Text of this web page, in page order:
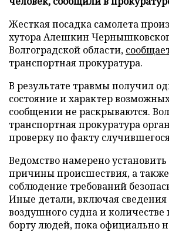
Жесткая посадка самолета
хутора Алешкин
Волгоградской области,
транспортная прокуратура.
В результате травмы получил
состояние и характер
сообщении не раскрываются.
транспортная прокуратура
проверку по факту
Ведомство намерено установить
причины происшествия, а
соблюдение требований
Иные детали, включая сведения
воздушного судна и
борту людей, пока официально